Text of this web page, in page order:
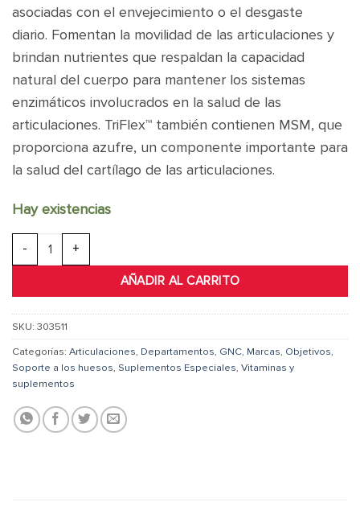
asociadas con el envejecimiento o el desgaste
diario. Fomentan la movilidad de las articulaciones y
brindan nutrientes que respaldan la capacidad
natural del cuerpo para mantener los sistemas
enzimáticos involucrados en la salud de las
articulaciones. TriFlex™ también contienen MSM, que
proporciona azufre, un componente importante para
la salud del cartílago de las articulaciones.
Hay existencias
GNC TriFlex™ 120 CAPS cantidad
AÑADIR AL CARRITO
SKU: 303511
Categorías: Articulaciones, Departamentos, GNC, Marcas, Objetivos,
Soporte a los huesos, Suplementos Especiales, Vitaminas y
suplementos